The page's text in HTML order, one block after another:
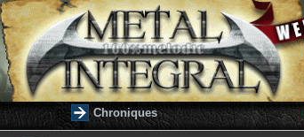
Chroniques